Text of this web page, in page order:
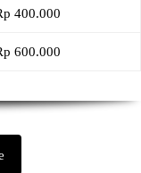
400.000
600.000